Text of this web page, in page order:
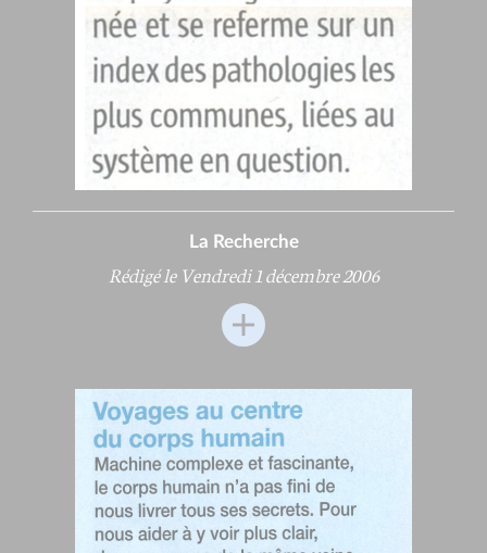
La Recherche
Rédigé le Vendredi 1 décembre 2006